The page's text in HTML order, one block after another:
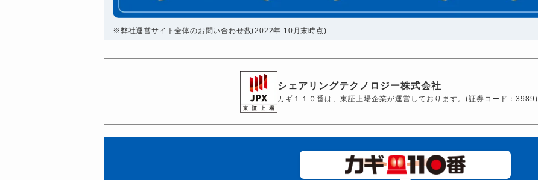
※弊社運営サイト全体のお問い合わせ数(2022年 10月末時点)
シェアリングテクノロジー株式会社
カギ１１０番は、東証上場企業が運営しております。(証券コード：3989)